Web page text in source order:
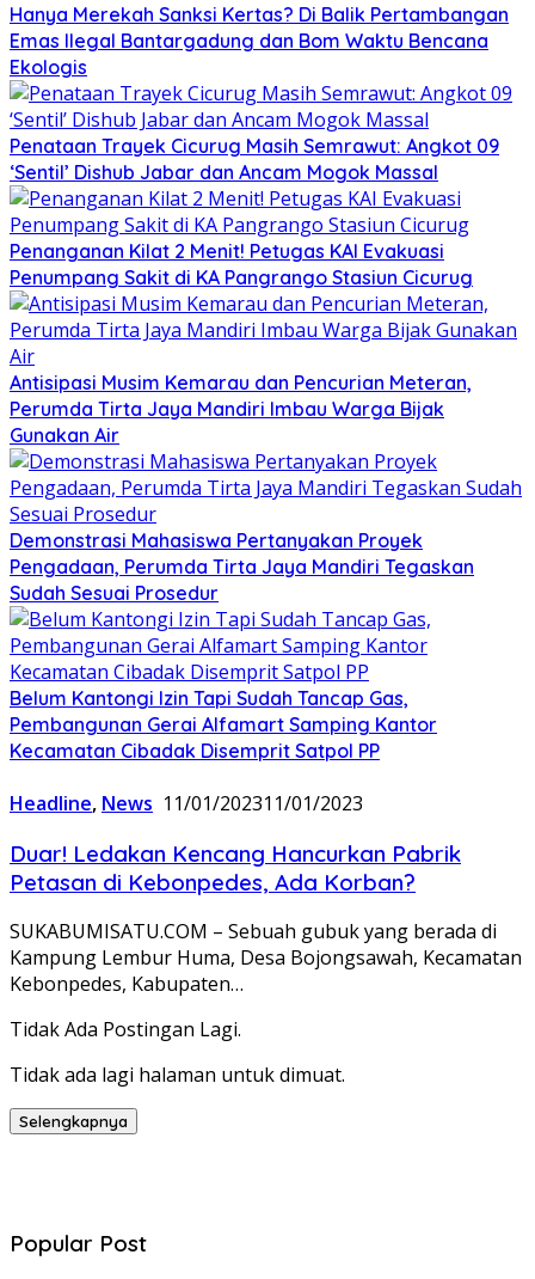
Hanya Merekah Sanksi Kertas? Di Balik Pertambangan
Emas Ilegal Bantargadung dan Bom Waktu Bencana
Ekologis
Penataan Trayek Cicurug Masih Semrawut: Angkot 09
‘Sentil’ Dishub Jabar dan Ancam Mogok Massal
Penanganan Kilat 2 Menit! Petugas KAI Evakuasi
Penumpang Sakit di KA Pangrango Stasiun Cicurug
Antisipasi Musim Kemarau dan Pencurian Meteran,
Perumda Tirta Jaya Mandiri Imbau Warga Bijak
Gunakan Air
Demonstrasi Mahasiswa Pertanyakan Proyek
Pengadaan, Perumda Tirta Jaya Mandiri Tegaskan
Sudah Sesuai Prosedur
Belum Kantongi Izin Tapi Sudah Tancap Gas,
Pembangunan Gerai Alfamart Samping Kantor
Kecamatan Cibadak Disemprit Satpol PP
Headline, News 11/01/202311/01/2023
Duar! Ledakan Kencang Hancurkan Pabrik
Petasan di Kebonpedes, Ada Korban?
SUKABUMISATU.COM – Sebuah gubuk yang berada di
Kampung Lembur Huma, Desa Bojongsawah, Kecamatan
Kebonpedes, Kabupaten…
Tidak Ada Postingan Lagi.
Tidak ada lagi halaman untuk dimuat.
Selengkapnya
Popular Post